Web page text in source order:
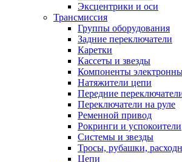
Эксцентрики и оси
Трансмиссия
Группы оборудования
Задние переключатели
Каретки
Кассеты и звезды
Компоненты
Натяжители цепи
Передние
Переключатели на руле
Ременной привод
Рокринги и успокоители
Системы и звезды
Тросы, рубашки,
Цепи